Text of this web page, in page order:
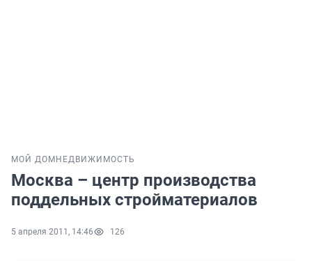
МОЙ ДОМ НЕДВИЖИМОСТЬ
Москва – центр производства
поддельных стройматериалов
5 апреля 2011, 14:46 126